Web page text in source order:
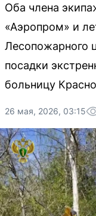
Оба члена
«Аэропром» и
Лесопожарного
посадки
больницу
26 мая, 2026, 03:15